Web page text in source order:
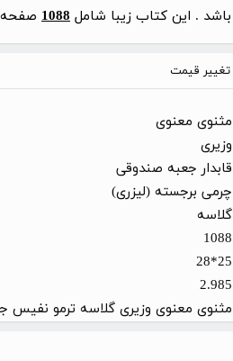
. این کتاب زیبا شامل 1088 صفحه
تغییر قیمت
مثنوی معنوی
وزیری
قابدار جعبه صندوقی
چرمی برجسته (لیزری)
گلاسه
1088
25*28
2.985
مثنوی معنوی وزیری گلاسه ترمو نفیس